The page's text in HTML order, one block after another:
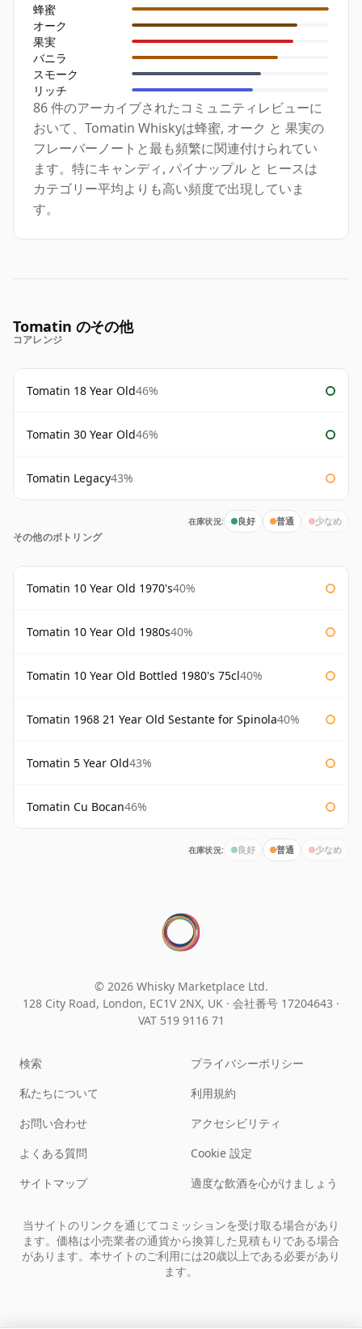
蜂蜜
オーク
果実
バニラ
スモーク
リッチ
86 件のアーカイブされたコミュニティレビューに
おいて、Tomatin Whiskyは蜂蜜, オーク と 果実の
フレーバーノートと最も頻繁に関連付けられてい
ます。特にキャンディ, パイナップル と ヒースは
カテゴリー平均よりも高い頻度で出現していま
す。
Tomatin のその他
コアレンジ
Tomatin 18 Year Old46%
Tomatin 30 Year Old46%
Tomatin Legacy43%
在庫状況: 良好 普通 少なめ
その他のボトリング
Tomatin 10 Year Old 1970's40%
Tomatin 10 Year Old 1980s40%
Tomatin 10 Year Old Bottled 1980's 75cl40%
Tomatin 1968 21 Year Old Sestante for Spinola40%
Tomatin 5 Year Old43%
Tomatin Cu Bocan46%
在庫状況: 良好 普通 少なめ
© 2026 Whisky Marketplace Ltd.
128 City Road, London, EC1V 2NX, UK · 会社番号 17204643 ·
VAT 519 9116 71
検索
私たちについて
お問い合わせ
よくある質問
サイトマップ
プライバシーポリシー
利用規約
アクセシビリティ
Cookie 設定
適度な飲酒を心がけましょう
当サイトのリンクを通じてコミッションを受け取る場合があり
ます。価格は小売業者の通貨から換算した見積もりである場合
があります。本サイトのご利用には20歳以上である必要があり
ます。